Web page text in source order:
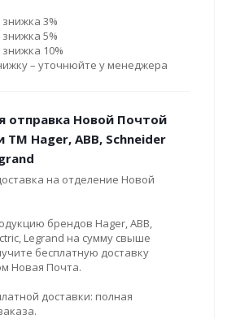
знижка 3%
знижка 5%
знижка 10%
– уточнюйте у менеджера
отправка Новой Почтой
ТМ Hager, ABB, Schneider
на отделение Новой
брендов Hager, ABB,
Legrand на сумму свыше
бесплатную доставку
Новая Почта.
доставки: полная